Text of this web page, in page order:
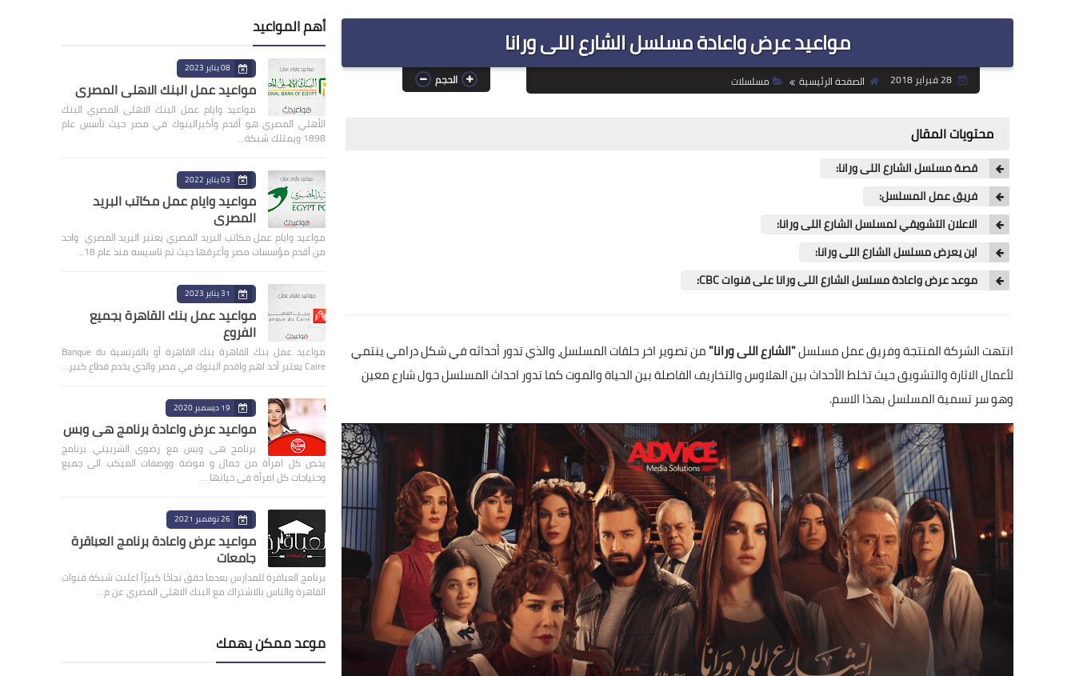
مواعيد عرض واعادة مسلسل الشارع اللى ورانا
الصفحة الرئيسية مسلسلات الحجم
محتويات المقال
قصة مسلسل الشارع اللى ورانا:
فريق عمل المسلسل:
الاعلان التشويقي لمسلسل الشارع اللى ورانا:
اين يعرض مسلسل الشارع اللى ورانا:
موعد عرض واعادة مسلسل الشارع اللى ورانا على قنوات CBC:
انتهت الشركة المنتجة وفريق عمل مسلسل"الشارع اللى ورانا"من تصوير اخر حلقات المسلسل، والذي تدور أحداثه في شكل درامي ينتمي
لأعمال الاثارة والتشويق حيث تخلط الأحداث بين الهلاوس والتخاريف الفاصلة بين الحياة والموت كما تدور احداث المسلسل حول شارع معين
وهو سر تسمية المسلسل بهذا الاسم.
أهم المواعيد
08 يناير 2023
مواعيد عمل البنك الاهلى المصري
مواعيد وايام عمل البنك الاهلى المصري البنك
الأهلي المصري هو أقدم وأكبرالبنوك في مصر حيث تأسس عام
1898 ويمتلك شبكة…
03 يناير 2022
مواعيد وايام عمل مكاتب البريد
المصري
مواعيد وايام عمل مكاتب البريد المصري يعتبر البريد المصري واحد
من أقدم مؤسسات مصر وأعرقها حيث تم تاسيسه منذ عام 18…
31 يناير 2023
مواعيد عمل بنك القاهرة بجميع
الفروع
مواعيد عمل بنك القاهرة بنك القاهرة أو بالفرنسية Banque du
Caire يعتبر أحد اهم واقدم البنوك في مصر والذي يخدم قطاع كبير…
19 ديسمبر 2020
مواعيد عرض واعادة برنامج هى وبس
برنامج هى وبس مع رضوى الشربيني برنامج
يخص كل امرأة من جمال و موضة ووصفات الميكب الى جميع
وحتياجات كل امرأة فى حياتها …
26 نوفمبر 2021
مواعيد عرض واعادة برنامج العباقرة
جامعات
برنامج العباقرة للمدارس بعدما حقق نجاحًا كبيرًأ اعلنت شبكة قنوات
القاهرة والناس بالاشتراك مع البنك الاهلى المصري عن م…
موعد ممكن يهمك